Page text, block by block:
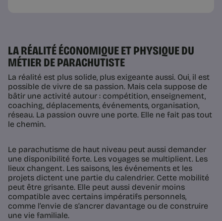
LA RÉALITÉ ÉCONOMIQUE ET PHYSIQUE DU
MÉTIER DE PARACHUTISTE
La réalité est plus solide, plus exigeante aussi. Oui, il est
possible de vivre de sa passion. Mais cela suppose de
bâtir une activité autour : compétition, enseignement,
coaching, déplacements, événements, organisation,
réseau. La passion ouvre une porte. Elle ne fait pas tout
le chemin.
Le parachutisme de haut niveau peut aussi demander
une disponibilité forte. Les voyages se multiplient. Les
lieux changent. Les saisons, les événements et les
projets dictent une partie du calendrier. Cette mobilité
peut être grisante. Elle peut aussi devenir moins
compatible avec certains impératifs personnels,
comme l’envie de s’ancrer davantage ou de construire
une vie familiale.